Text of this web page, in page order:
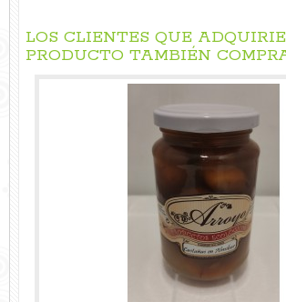
LOS CLIENTES QUE
PRODUCTO TAMBIÉN